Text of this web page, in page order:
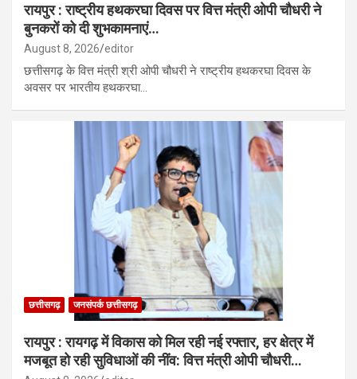
रायपुर : राष्ट्रीय हथकरघा दिवस पर वित्त मंत्री ओपी चौधरी ने
बुनकरों को दी शुभकामनाएं…
August 8, 2026 editor
छत्तीसगढ़ के वित्त मंत्री श्री ओपी चौधरी ने राष्ट्रीय हथकरघा दिवस के
अवसर पर भारतीय हथकरघा…
छत्तीसगढ़ जनसंपर्क छत्तीसगढ़
रायपुर : रायगढ़ में विकास को मिल रही नई रफ्तार, हर क्षेत्र में
मजबूत हो रही सुविधाओं की नींव: वित्त मंत्री ओपी चौधरी…